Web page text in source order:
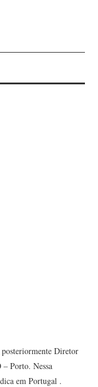
Diretor
– Porto. Nessa
em Portugal .